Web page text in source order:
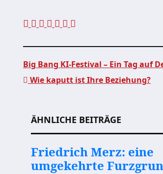
Big Bang KI-Festival – Ein Tag auf
Wie kaputt ist Ihre Beziehung?
ÄHNLICHE BEITRÄGE
Friedrich Merz: eine
umgekehrte